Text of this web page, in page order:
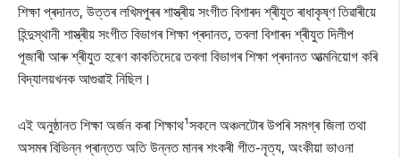
শিক্ষা প্ৰদানত, উত্তৰ লখিমপুৰৰ শাস্ত্ৰীয় সংগীত বিশাৰদ শ্ৰীযুত ৰাধাকৃষ্ণ তিৱাৰীয়ে
হিন্দুস্থানী শাস্ত্ৰীয় সংগীত বিভাগৰ শিক্ষা প্ৰদানত, তবলা বিশাৰদ শ্ৰীযুত দিলীপ
পূজাৰী আৰু শ্ৰীযুত হৰেণ কাকতিদেৱে তবলা বিভাগৰ শিক্ষা প্ৰদানত আত্মনিয়োগ কৰি
বিদ্যালয়খনক আগুৱাই নিছিল।
এই অনুষ্ঠানত শিক্ষা অৰ্জন কৰা শিক্ষাথ¹সকলে অঞ্চলটোৰ উপৰি সমগ্ৰ জিলা তথা
অসমৰ বিভিন্ন প্ৰান্তত অতি উন্নত মানৰ শংকৰী গীত-নৃত্য, অংকীয়া ভাওনা